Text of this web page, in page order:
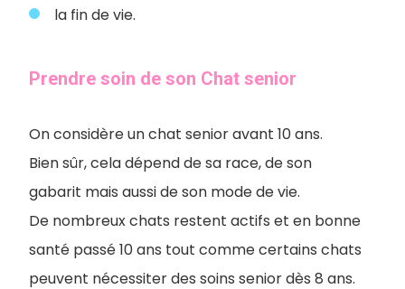
la fin de vie.
Prendre soin de son Chat senior
On considère un chat senior avant 10 ans.
Bien sûr, cela dépend de sa race, de son
gabarit mais aussi de son mode de vie.
De nombreux chats restent actifs et en bonne
santé passé 10 ans tout comme certains chats
peuvent nécessiter des soins senior dès 8 ans.